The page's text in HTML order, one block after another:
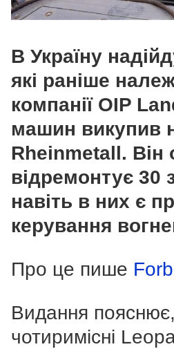
В Україну
які раніше
компанії OIP
машин викупив
Rheinmetall. Він
відремонтує 30
навіть в них є
керування
Про це пише
Видання
чотиримісні